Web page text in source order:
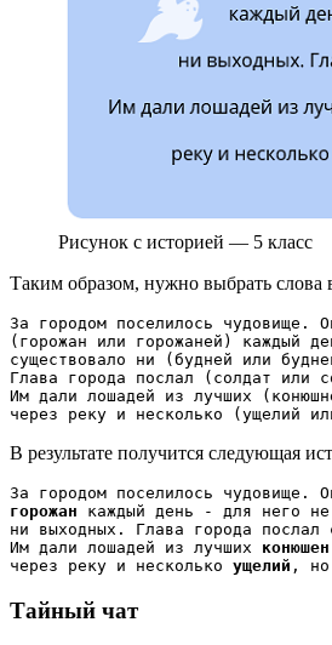
Рисунок с историей — 5 класс
Таким образом, нужно выбрать слова
За городом поселилось чудовище.
(горожан или горожаней) каждый
существовало ни (будней или
Глава города послал (солдат или
Им дали лошадей из лучших
через реку и несколько (ущелий
В результате получится следующая
горожан каждый день - для него не
ни выходных. Глава города послал
Им дали лошадей из лучших конюшен
через реку и несколько ущелий , но
Тайный чат